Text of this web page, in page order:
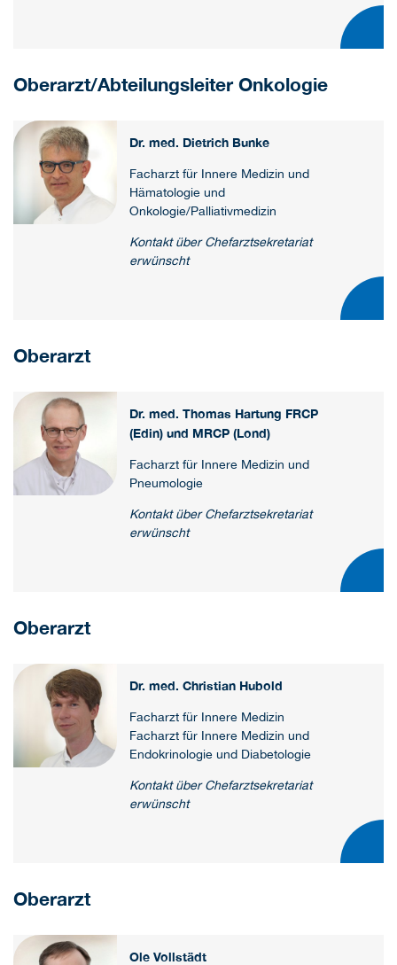
Oberarzt/Abteilungsleiter Onkologie
Dr. med. Dietrich Bunke
Facharzt für Innere Medizin und
Hämatologie und
Onkologie/Palliativmedizin
Kontakt über Chefarztsekretariat
erwünscht
Oberarzt
Dr. med. Thomas Hartung FRCP
(Edin) und MRCP (Lond)
Facharzt für Innere Medizin und
Pneumologie
Kontakt über Chefarztsekretariat
erwünscht
Oberarzt
Dr. med. Christian Hubold
Facharzt für Innere Medizin
Facharzt für Innere Medizin und
Endokrinologie und Diabetologie
Kontakt über Chefarztsekretariat
erwünscht
Oberarzt
Ole Vollstädt